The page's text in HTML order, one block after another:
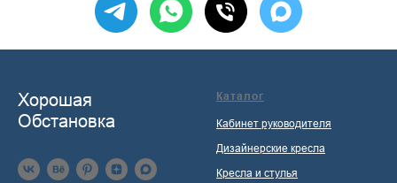
Хорошая
Обстановка
Каталог
Кабинет руководителя
Дизайнерские кресла
Кресла и стулья